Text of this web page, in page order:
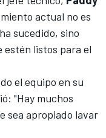
actual no es
sucedido, sino
estén listos para el
el equipo en su
"Hay muchos
sea apropiado lavar